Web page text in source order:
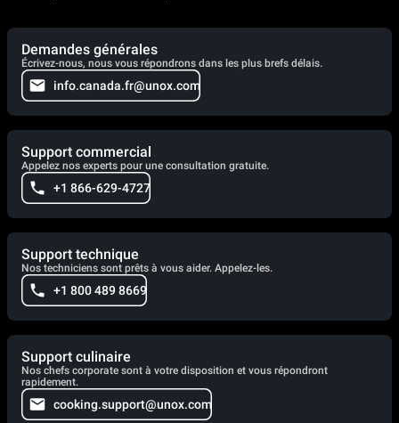
Demandes générales
Écrivez-nous, nous vous répondrons dans les plus brefs délais.
info.canada.fr@unox.com
Support commercial
Appelez nos experts pour une consultation gratuite.
+1 866-629-4727
Support technique
Nos techniciens sont prêts à vous aider. Appelez-les.
+1 800 489 8669
Support culinaire
Nos chefs corporate sont à votre disposition et vous répondront
rapidement.
cooking.support@unox.com